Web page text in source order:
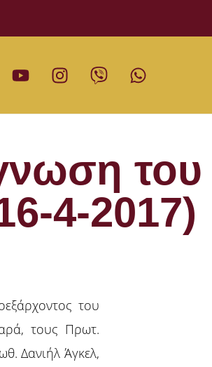
του
4-2017)
του
τους Πρωτ.
Δανιήλ Άγκελ,